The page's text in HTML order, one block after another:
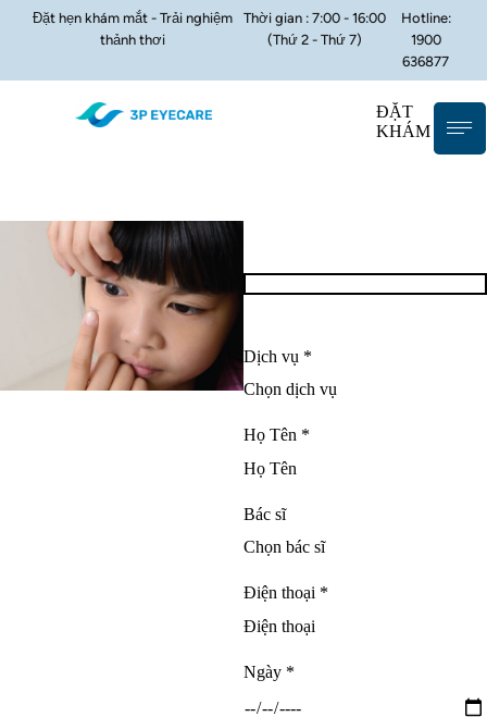
Đặt hẹn khám mắt - Trải nghiệm
thảnh thơi
Thời gian : 7:00 - 16:00
(Thứ 2 - Thứ 7)
Hotline:
1900
636877
ĐẶT
KHÁM
Dịch vụ *
Họ Tên *
Bác sĩ
Điện thoại *
Ngày *